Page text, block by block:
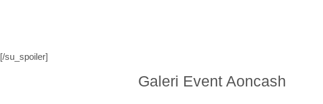
[/su_spoiler]
Galeri Event Aoncash